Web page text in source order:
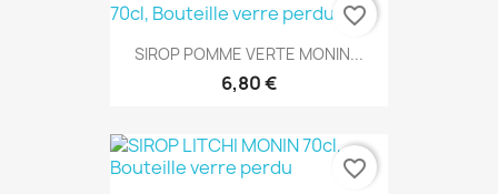
SIROP POMME VERTE MONIN...
6,80 €
favorite_border
favorite_border